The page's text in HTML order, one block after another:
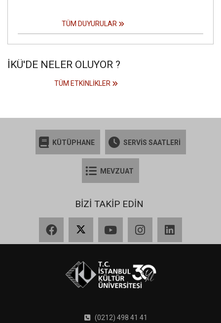
TÜM DUYURULAR
İKÜ'DE NELER OLUYOR ?
TÜM ETKINLIKLER
KÜTÜPHANE SERVİS SAATLERİ
MEVZUAT
BİZİ TAKİP EDİN
(0212) 498 41 41